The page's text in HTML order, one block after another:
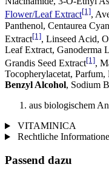
Flower/Leaf Extract[1],
Panthenol, Centaurea
Extract[1], Linseed Acid,
Leaf Extract, Ganoderma
Grandis Seed Extract[1],
Tocopherylacetat,
Benzyl Alcohol, Sodium
aus biologischem
VITAMINICA
Rechtliche
Passend dazu